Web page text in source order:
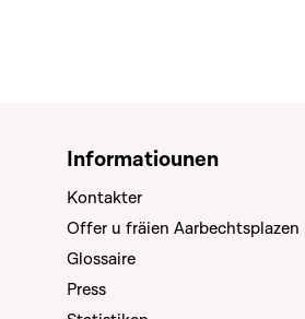
Informatiounen
Kontakter
Offer u fräien Aarbechtsplazen
Glossaire
Press